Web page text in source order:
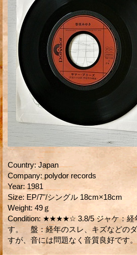
Country: Japan
Company: polydor records
Year: 1981
Size: EP/7"/シングル 18cm×18cm
Weight: 49ｇ
Condition: ★★★★☆ 3.8/5 ジャケ：経
す。 盤：経年のスレ、キズなどの
すが、音には問題なく音質良好です。